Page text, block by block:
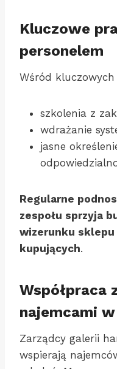
Kluczowe
personelem
Wśród kluczowych
szkolenia z
wdrażanie
jasne
Regularne
zespołu sprzyja
wizerunku
kupujących.
Współpraca
najemcami
Zarządcy galerii
wspierają